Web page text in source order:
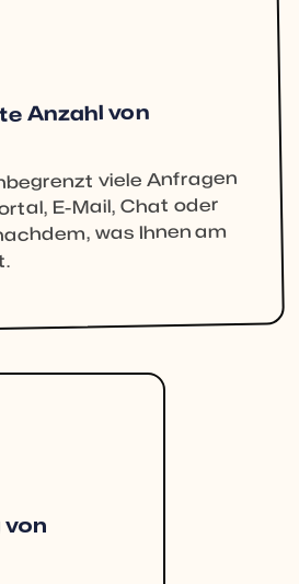
Anzahl von
viele Anfragen
E-Mail, Chat oder
was Ihnen am
von